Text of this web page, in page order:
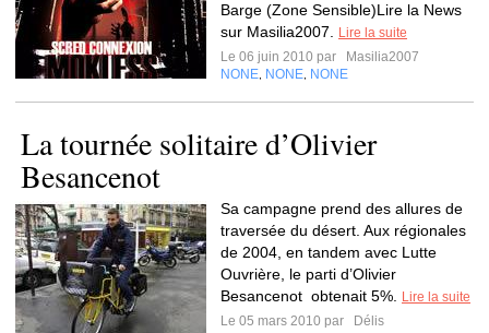
Barge (Zone Sensible)Lire la News
sur Masilia2007.
Lire la suite
Le 06 juin 2010 par
Masilia2007
NONE NONE NONE
La tournée solitaire d’Olivier
Besancenot
Sa campagne prend des allures de
traversée du désert. Aux régionales
de 2004, en tandem avec Lutte
Ouvrière, le parti d’Olivier
Besancenot obtenait 5%.
Lire la suite
Le 05 mars 2010 par
Délis